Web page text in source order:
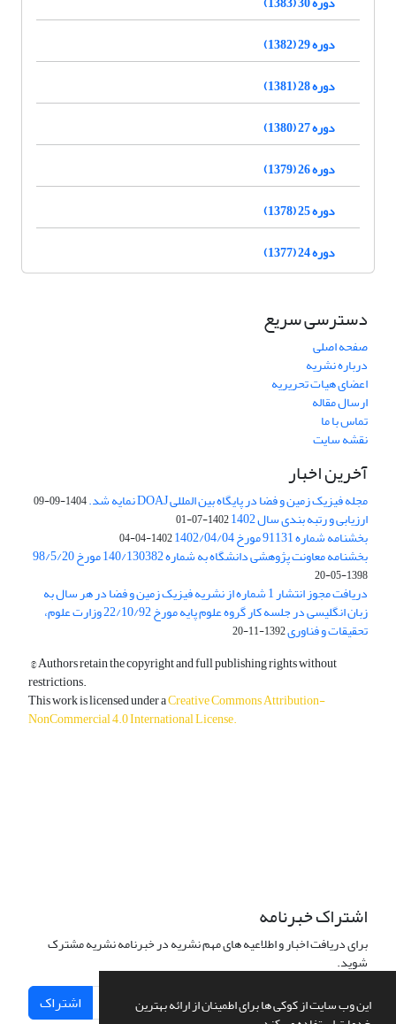
این وب سایت از کوکی ها برای اطمینان از ارائه بهترین
دوره 29 (1382)
دوره 28 (1381)
دوره 27 (1380)
دوره 26 (1379)
دوره 25 (1378)
دوره 24 (1377)
دسترسی سریع
صفحه اصلی
درباره نشریه
اعضای هیات تحریریه
ارسال مقاله
تماس با ما
نقشه سایت
آخرین اخبار
مجله فیزیک زمین و فضا در پایگاه بین المللی DOAJ نمایه شد. 1404-09-09
ارزیابی و رتبه بندی سال 1402 1402-07-01
بخشنامه شماره 91131 مورخ 1402/04/04 1402-04-04
بخشنامه معاونت پژوهشی دانشگاه به شماره 140/130382 مورخ 98/5/20
1398-05-20
دریافت مجوز انتشار 1 شماره از نشریه فیزیک زمین و فضا در هر سال به
زبان انگلیسی در جلسه کار گروه علوم پایه مورخ 22/10/92 وزارت علوم،
تحقیقات و فناوری1392-11-20
© Authors retain the copyright and full publishing rights without
restrictions.
This work is licensed under aCreative Commons Attribution-
NonCommercial 4.0 International License.
اشتراک خبرنامه
برای دریافت اخبار و اطلاعیه های مهم نشریه در خبرنامه نشریه مشترک
شوید.
اشتراک